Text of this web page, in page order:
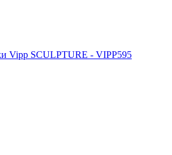
Vipp SCULPTURE - VIPP595